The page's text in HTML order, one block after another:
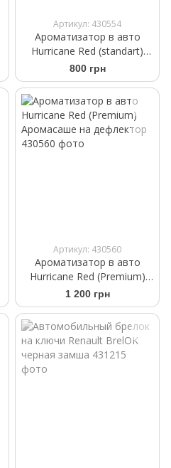
Артикул: 430554
Ароматизатор в авто
Hurricane Red (standart)
Аромасаше на дефлектор
800 грн
Артикул: 430560
Ароматизатор в авто
Hurricane Red (Premium)
Аромасаше на дефлектор
1 200 грн